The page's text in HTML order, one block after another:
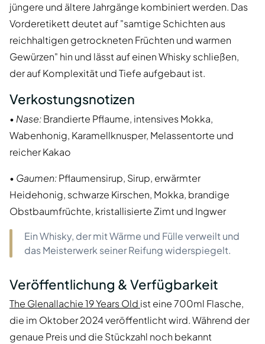
jüngere und ältere Jahrgänge kombiniert werden. Das
Vorderetikett deutet auf "samtige Schichten aus
reichhaltigen getrockneten Früchten und warmen
Gewürzen" hin und lässt auf einen Whisky schließen,
der auf Komplexität und Tiefe aufgebaut ist.
Verkostungsnotizen
• Nase:Brandierte Pflaume, intensives Mokka,
Wabenhonig, Karamellknusper, Melassentorte und
reicher Kakao
• Gaumen:Pflaumensirup, Sirup, erwärmter
Heidehonig, schwarze Kirschen, Mokka, brandige
Obstbaumfrüchte, kristallisierte Zimt und Ingwer
Ein Whisky, der mit Wärme und Fülle verweilt und
das Meisterwerk seiner Reifung widerspiegelt.
Veröffentlichung & Verfügbarkeit
The Glenallachie 19 Years Old ist eine 700ml Flasche,
die im Oktober 2024 veröffentlicht wird. Während der
genaue Preis und die Stückzahl noch bekannt